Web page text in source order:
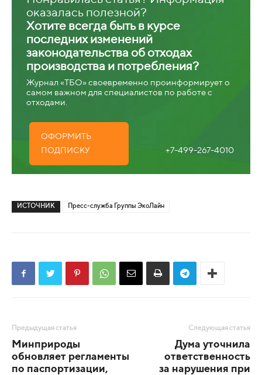
оказалась полезной?
Хотите всегда быть в курсе
последних изменений
законодательства об отходах
производства и потребления?
Журнал «ТБО» своевременно проинформирует о
самом важном для специалистов по работе с
отходами.
ОФОРМИТЬ
ПОДПИСКУ
+7-499-267-4010
ИСТОЧНИК Пресс-служба Группы ЭкоЛайн
Предыдущая статья
Минприроды
обновляет регламенты
по паспортизации,
Следующая статья
Дума уточнила
ответственность
за нарушения при